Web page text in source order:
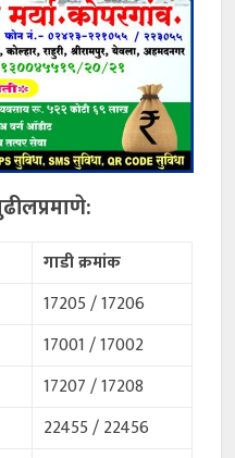
गाडी क्रमांक
17205 / 17206
17001 / 17002
17207 / 17208
22455 / 22456